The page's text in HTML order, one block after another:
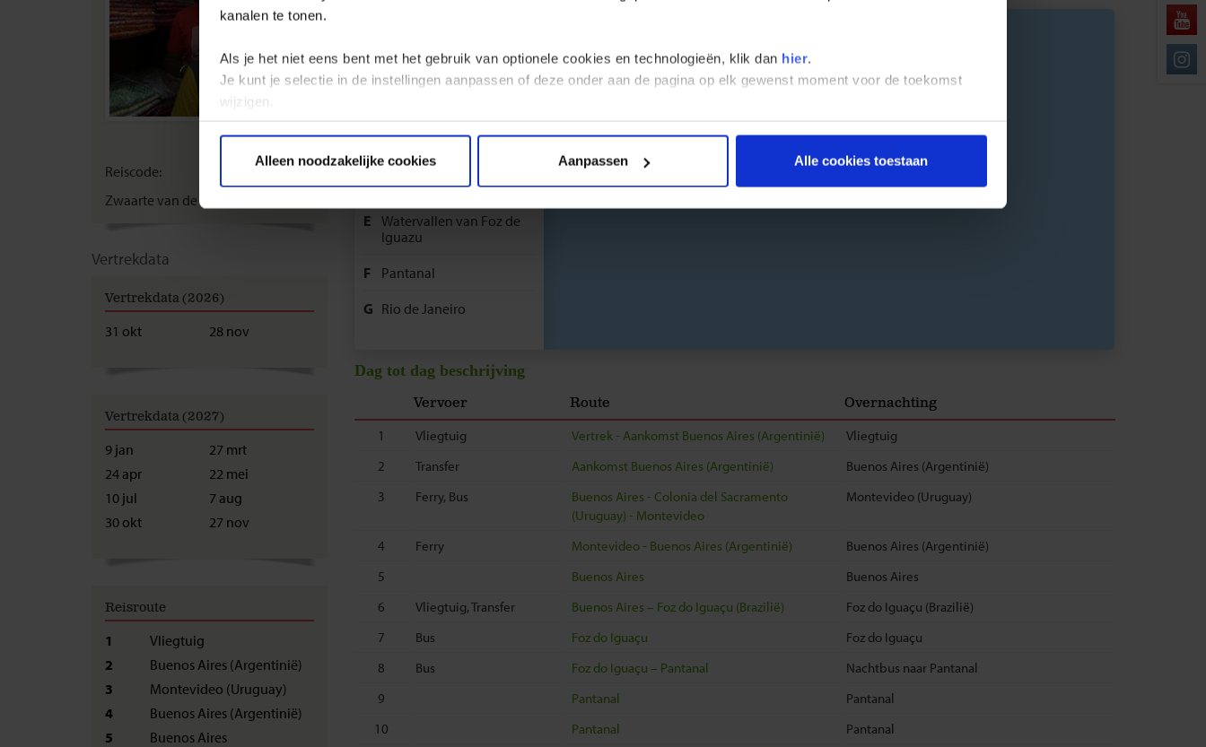
kanalen te tonen.
Als je het niet eens bent met het gebruik van optionele cookies en technologieën, klik dan hier.
Je kunt je selectie in de instellingen aanpassen of deze onder aan de pagina op elk gewenst moment voor de toekomst
wijzigen.
Alleen noodzakelijke cookies
Aanpassen Alle cookies toestaan
Reiscode:
SBA
Zwaarte van de reis:
Vertrekdata
Vertrekdata (2026)
31 okt 28 nov
Vertrekdata (2027)
9 jan
27 mrt
24 apr
22 mei
10 jul
7 aug
30 okt
27 nov
Reisroute
1
Vliegtuig
2
Buenos Aires (Argentinië)
3
Montevideo (Uruguay)
4
Buenos Aires (Argentinië)
5
Buenos Aires
A Buenos Aires
D Buenos Aires
E Watervallen van Foz de
Iguazu
F
Pantanal
G Rio de Janeiro
Dag tot dag beschrijving
Vervoer Route
Overnachting
1
Vliegtuig Vertrek - Aankomst Buenos Aires (Argentinië)
Vliegtuig
2
Transfer Aankomst Buenos Aires (Argentinië)
Buenos Aires (Argentinië)
3
Ferry, Bus
Buenos Aires - Colonia del Sacramento
(Uruguay) - Montevideo
Montevideo (Uruguay)
4 Ferry Montevideo - Buenos Aires (Argentinië)
Buenos Aires (Argentinië)
5
Buenos Aires
Buenos Aires
6
Vliegtuig, Transfer Buenos Aires – Foz do Iguaçu (Brazilië)
Foz do Iguaçu (Brazilië)
7
Bus Foz do Iguaçu
Foz do Iguaçu
8
Bus Foz do Iguaçu – Pantanal
Nachtbus naar Pantanal
9
Pantanal
Pantanal
10
Pantanal
Pantanal